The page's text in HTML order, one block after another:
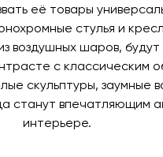
её товары
стулья и
воздушных шаров,
с классическим
скульптуры, заумные
станут впечатляющим
интерьере.